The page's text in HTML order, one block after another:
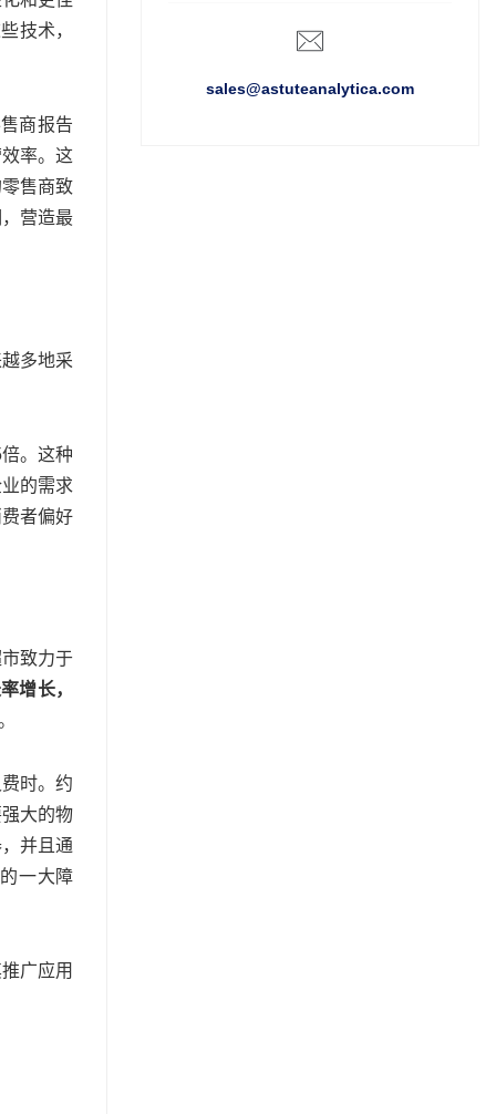
技术，
商报告
率。这
售商致
营造最
多地采
。这种
的需求
者偏好
致力于
增长，
时。约
大的物
并且通
一大障
广应用
sales@astuteanalytica.com